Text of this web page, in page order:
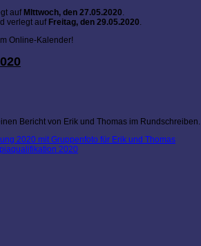
auf MIttwoch, den 27.05.2020
verlegt auf Freitag, den 29.05.2020
Online-Kalender!
Bericht von Erik und Thomas im Rundschreiben.
2020 mit Gruppenfoto für Erik und Thomas
2020